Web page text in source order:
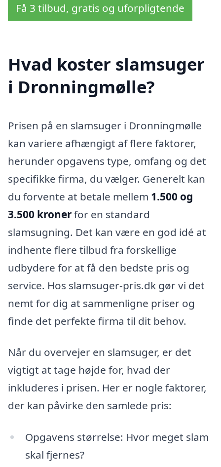
Få 3 tilbud, gratis og uforpligtende
Hvad koster slamsuger
i Dronningmølle?
Prisen på en slamsuger i Dronningmølle
kan variere afhængigt af flere faktorer,
herunder opgavens type, omfang og det
specifikke firma, du vælger. Generelt kan
du forvente at betale mellem 1.500 og
3.500 kronerfor en standard
slamsugning. Det kan være en god idé at
indhente flere tilbud fra forskellige
udbydere for at få den bedste pris og
service. Hos slamsuger-pris.dk gør vi det
nemt for dig at sammenligne priser og
finde det perfekte firma til dit behov.
Når du overvejer en slamsuger, er det
vigtigt at tage højde for, hvad der
inkluderes i prisen. Her er nogle faktorer,
der kan påvirke den samlede pris:
Opgavens størrelse: Hvor meget slam
skal fjernes?